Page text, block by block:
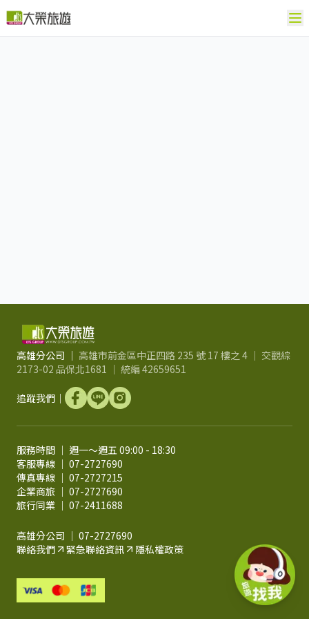
高雄分公司 ｜ 高雄市前金區中正四路 235 號 17 樓之 4 ｜ 交觀綜
2173-02 品保北1681 ｜ 統編 42659651
追蹤我們｜
服務時間 ｜ 週一～週五 09:00 - 18:30
客服專線 ｜ 07-2727690
傳真專線 ｜ 07-2727215
企業商旅 ｜ 07-2727690
旅行同業 ｜ 07-2411688
高雄分公司 ｜ 07-2727690
聯絡我們
緊急聯絡資訊 隱私權政策